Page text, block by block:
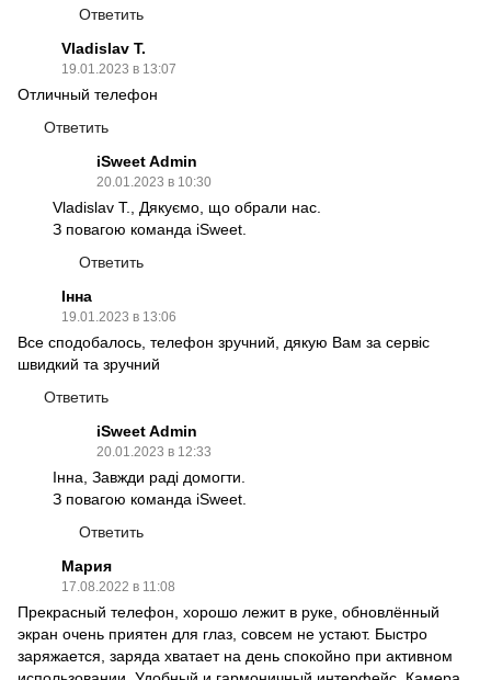
Ответить
Vladislav T.
19.01.2023 в 13:07
Отличный телефон
Ответить
iSweet Admin
20.01.2023 в 10:30
Vladislav T., Дякуємо, що обрали нас.
З повагою команда iSweet.
Ответить
Інна
19.01.2023 в 13:06
Все сподобалось, телефон зручний, дякую Вам за сервіс
швидкий та зручний
Ответить
iSweet Admin
20.01.2023 в 12:33
Інна, Завжди раді домогти.
З повагою команда iSweet.
Ответить
Мария
17.08.2022 в 11:08
Прекрасный телефон, хорошо лежит в руке, обновлённый
экран очень приятен для глаз, совсем не устают. Быстро
заряжается, заряда хватает на день спокойно при активном